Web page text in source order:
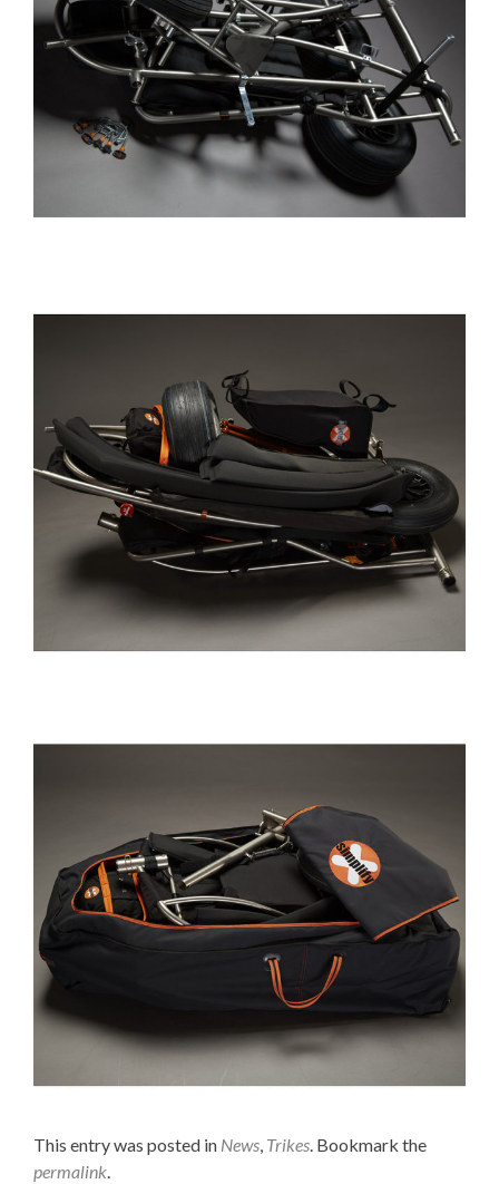
This entry was posted in News, Trikes. Bookmark the
permalink.